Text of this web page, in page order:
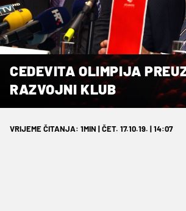
CEDEVITA OLIMPIJA
RAZVOJNI KLUB
VRIJEME ČITANJA: 1MIN | ČET. 17.10.19. | 14:07